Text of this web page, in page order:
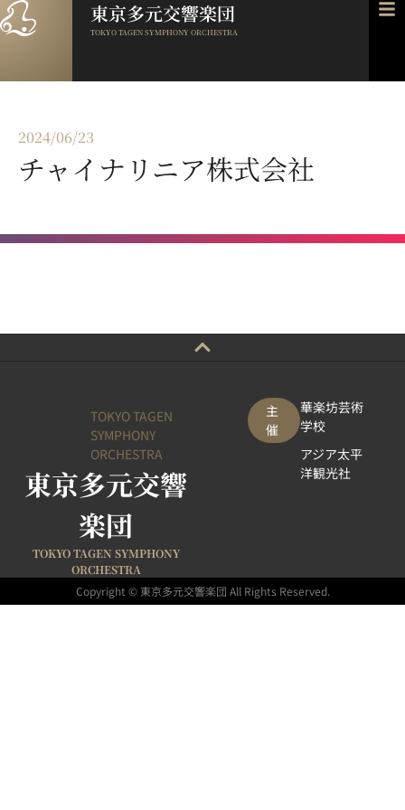
東京多元交響楽団
TOKYO TAGEN SYMPHONY ORCHESTRA
2024/06/23
チャイナリニア株式会社
TOKYO TAGEN
SYMPHONY
ORCHESTRA
東京多元交響
楽団
TOKYO TAGEN SYMPHONY
ORCHESTRA
主
催
華楽坊芸術
学校
アジア太平
洋観光社
Copyright © 東京多元交響楽団 All Rights Reserved.